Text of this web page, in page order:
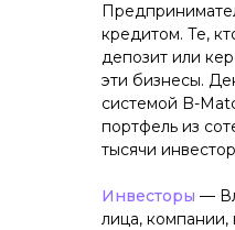
кредитом. Те,
депозит или
эти бизнесы.
системой B-
портфель из
тысячи
Инвесторы —
лица, компании,